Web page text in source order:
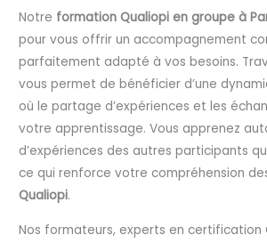
Notre formation Qualiopi en groupe à
pour vous offrir un accompagnement
parfaitement adapté à vos besoins.
vous permet de bénéficier d’une
où le partage d’expériences et les
votre apprentissage. Vous apprenez
d’expériences des autres participants
ce qui renforce votre compréhension
Qualiopi.
Nos formateurs, experts en certification